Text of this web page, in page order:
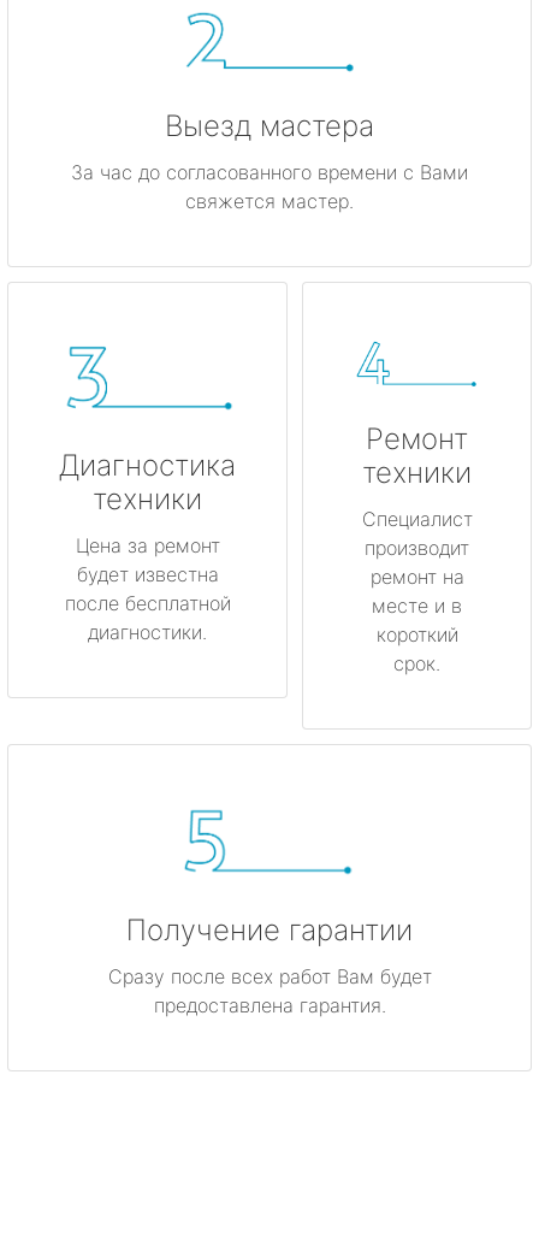
Выезд мастера
За час до согласованного времени с Вами
свяжется мастер.
Диагностика
техники
Цена за ремонт
будет известна
после бесплатной
диагностики.
Ремонт
техники
Специалист
производит
ремонт на
месте и в
короткий
срок.
Получение гарантии
Сразу после всех работ Вам будет
предоставлена гарантия.